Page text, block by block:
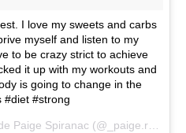
I love my sweets and carbs
myself and listen to my
to be crazy strict to achieve
it up with my workouts and
is going to change in the
#diet #strong
Una publicación compartida de Paige Spiranac (@_paige.renee) el